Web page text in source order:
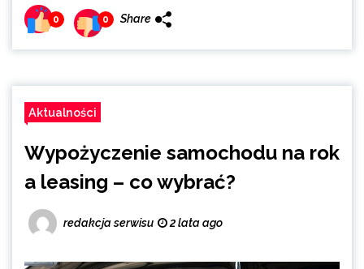
0 0 Share
Aktualności
Wypożyczenie samochodu na rok
a leasing – co wybrać?
redakcja serwisu 2 lata ago